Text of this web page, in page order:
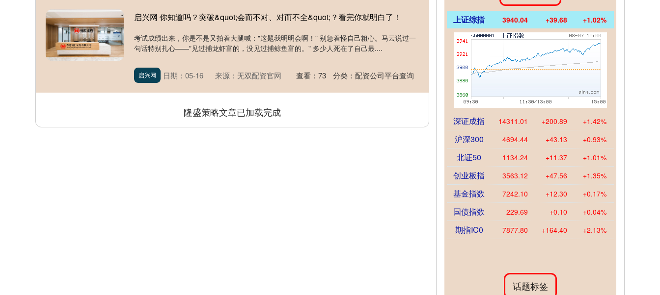
启兴网 你知道吗？突破&quot;会而不对、对而不全&quot;？看完你就明白了！
考试成绩出来，你是不是又拍着大腿喊："这题我明明会啊！" 别急着怪自己粗心。马云说过一
句话特别扎心——"见过捕龙虾富的，没见过捕鲸鱼富的。" 多少人死在了自己最....
启兴网 日期：05-16 来源：无双配资官网 查看： 73 分类： 配资公司平台查询
隆盛策略文章已加载完成
上证综指 3940.04 +39.68 +1.02%
深证成指 14311.01 +200.89 +1.42%
沪深300 4694.44 +43.13 +0.93%
北证50 1134.24 +11.37 +1.01%
创业板指 3563.12 +47.56 +1.35%
基金指数 7242.10 +12.30 +0.17%
国债指数 229.69 +0.10 +0.04%
期指IC0 7877.80 +164.40 +2.13%
话题标签